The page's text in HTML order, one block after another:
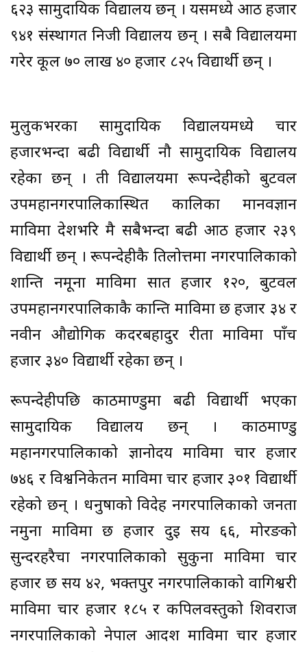
६२३ सामुदायिक विद्यालय छन् । यसमध्ये आठ हजार
९४१ संस्थागत निजी विद्यालय छन् । सबै विद्यालयमा
गरेर कूल ७० लाख ४० हजार ८२५ विद्यार्थी छन् ।
मुलुकभरका सामुदायिक विद्यालयमध्ये चार
हजारभन्दा बढी विद्यार्थी नौ सामुदायिक विद्यालय
रहेका छन् । ती विद्यालयमा रूपन्देहीको बुटवल
उपमहानगरपालिकास्थित कालिका मानवज्ञान
माविमा देशभरि मै सबैभन्दा बढी आठ हजार २३९
विद्यार्थी छन् । रूपन्देहीकै तिलोत्तमा नगरपालिकाको
शान्ति नमूना माविमा सात हजार १२०, बुटवल
उपमहानगरपालिकाकै कान्ति माविमा छ हजार ३४ र
नवीन औद्योगिक कदरबहादुर रीता माविमा पाँच
हजार ३४० विद्यार्थी रहेका छन् ।
रूपन्देहीपछि काठमाण्डुमा बढी विद्यार्थी भएका
सामुदायिक विद्यालय छन् । काठमाण्डु
महानगरपालिकाको ज्ञानोदय माविमा चार हजार
७४६ र विश्वनिकेतन माविमा चार हजार ३०१ विद्यार्थी
रहेको छन् । धनुषाको विदेह नगरपालिकाको जनता
नमुना माविमा छ हजार दुई सय ६६, मोरङको
सुन्दरहरैचा नगरपालिकाको सुकुना माविमा चार
हजार छ सय ४२, भक्तपुर नगरपालिकाको वागिश्वरी
माविमा चार हजार १८५ र कपिलवस्तुको शिवराज
नगरपालिकाको नेपाल आदर्श माविमा चार हजार